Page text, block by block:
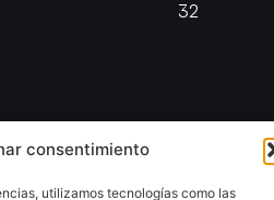
consentimiento
utilizamos tecnologías como las
32